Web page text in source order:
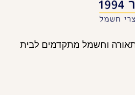
וחשמל מתקדמים לבית